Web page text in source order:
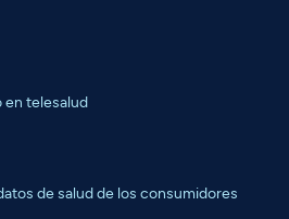
telesalud
de salud de los consumidores